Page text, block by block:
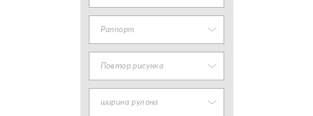
Раппорт
Повтор рисунка
ширина рулона